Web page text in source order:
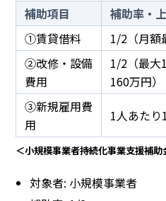
補助項目
補助率・
①賃貸借料
1/2（月額
②改修・設備
費用
1/2（最大
160万円）
③新規雇用費
用
1人あたり
＜小規模事業者持続化事業支援補
対象者: 小規模事業者